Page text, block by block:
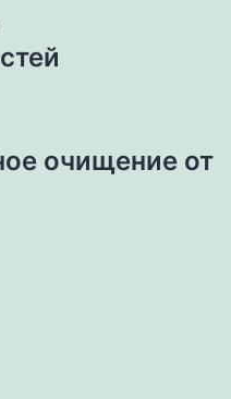
очищение от